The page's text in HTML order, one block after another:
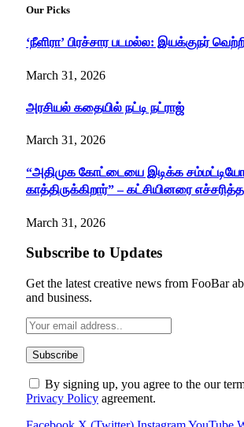
Our Picks
‘நீளிரா’ பிரச்சார படமல்ல: இயக்குநர்
March 31, 2026
அரசியல் கதையில் நட்டி நட்ராஜ்
March 31, 2026
“அதிமுக கோட்டையை இடிக்க
காத்திருக்கிறார்” – கட்சியினரை
March 31, 2026
Subscribe to Updates
Get the latest creative news from FooBar
and business.
By signing up, you agree to the our
Privacy Policy agreement.